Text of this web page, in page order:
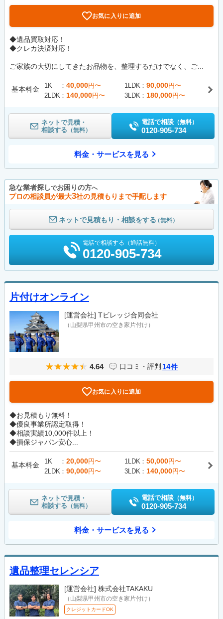
お気に入りに追加
◆遺品買取対応！
◆クレカ決済対応！
ご家族の大切にしてきたお品物を、整理するだけでなく、ご...
基本料金 1K 40,000円〜 1LDK 90,000円〜
2LDK
140,000円〜 3LDK 180,000円〜
ネットで見積・
相談する （無料）
電話で相談 （無料）
0120-905-734
料金・サービスを見る
急な業者探しでお困りの方へ
プロの相談員が最大3社の見積もりまで手配します
ネットで見積もり・相談をする（無料）
電話で相談する（通話無料）
0120-905-734
片付けオンライン
[運営会社] Tビレッジ合同会社
（山梨県甲州市の空き家片付け）
4.64 口コミ・評判 14件
お気に入りに追加
◆お見積もり無料！
◆優良事業所認定取得！
◆相談実績10,000件以上！
◆損保ジャパン安心...
基本料金 1K 20,000円〜 1LDK 50,000円〜
2LDK
90,000円〜 3LDK 140,000円〜
ネットで見積・
相談する （無料）
電話で相談 （無料）
0120-905-734
料金・サービスを見る
遺品整理セレンシア
[運営会社] 株式会社TAKAKU
（山梨県甲州市の空き家片付け）
クレジットカードOK